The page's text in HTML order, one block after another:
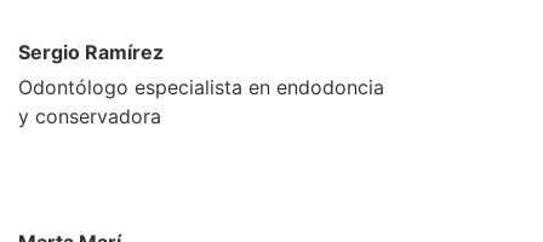
Sergio Ramírez
Odontólogo especialista en endodoncia
y conservadora